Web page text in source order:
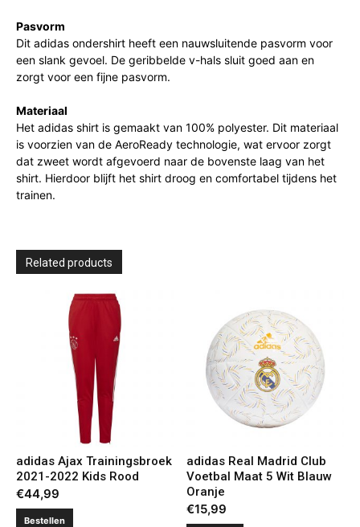
Pasvorm
Dit adidas ondershirt heeft een nauwsluitende pasvorm voor
een slank gevoel. De geribbelde v-hals sluit goed aan en
zorgt voor een fijne pasvorm.
Materiaal
Het adidas shirt is gemaakt van 100% polyester. Dit materiaal
is voorzien van de AeroReady technologie, wat ervoor zorgt
dat zweet wordt afgevoerd naar de bovenste laag van het
shirt. Hierdoor blijft het shirt droog en comfortabel tijdens het
trainen.
Related products
adidas Ajax Trainingsbroek
2021-2022 Kids Rood
€44,99
Bestellen
adidas Real Madrid Club
Voetbal Maat 5 Wit Blauw
Oranje
€15,99